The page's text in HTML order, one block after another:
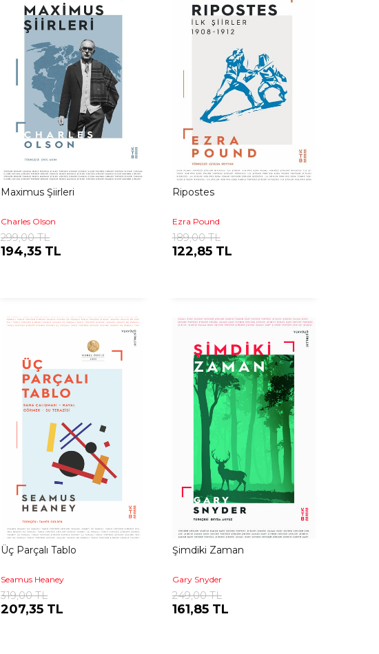
Maximus Şiirleri
Charles Olson
299,00 TL
194,35 TL
Ripostes
Ezra Pound
189,00 TL
122,85 TL
Üç Parçalı Tablo
Seamus Heaney
319,00 TL
207,35 TL
Şimdiki Zaman
Gary Snyder
249,00 TL
161,85 TL